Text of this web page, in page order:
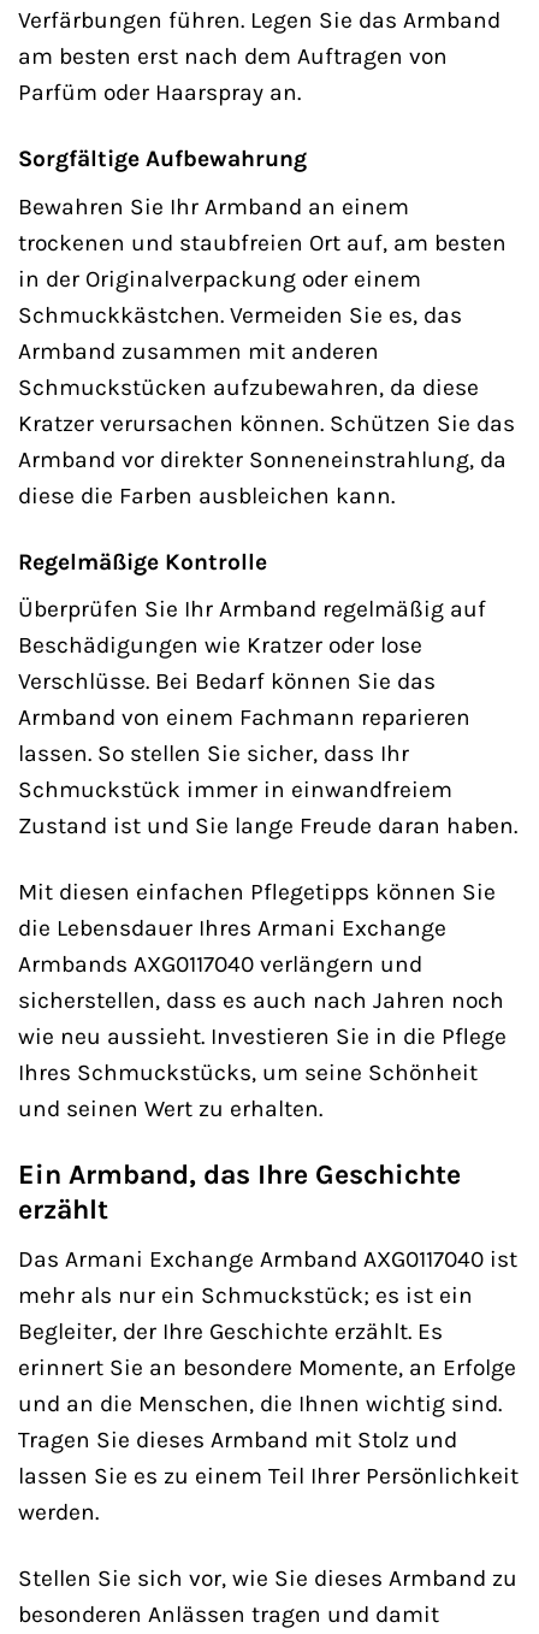
Verfärbungen führen. Legen Sie das Armband
am besten erst nach dem Auftragen von
Parfüm oder Haarspray an.
Sorgfältige Aufbewahrung
Bewahren Sie Ihr Armband an einem
trockenen und staubfreien Ort auf, am besten
in der Originalverpackung oder einem
Schmuckkästchen. Vermeiden Sie es, das
Armband zusammen mit anderen
Schmuckstücken aufzubewahren, da diese
Kratzer verursachen können. Schützen Sie das
Armband vor direkter Sonneneinstrahlung, da
diese die Farben ausbleichen kann.
Regelmäßige Kontrolle
Überprüfen Sie Ihr Armband regelmäßig auf
Beschädigungen wie Kratzer oder lose
Verschlüsse. Bei Bedarf können Sie das
Armband von einem Fachmann reparieren
lassen. So stellen Sie sicher, dass Ihr
Schmuckstück immer in einwandfreiem
Zustand ist und Sie lange Freude daran haben.
Mit diesen einfachen Pflegetipps können Sie
die Lebensdauer Ihres Armani Exchange
Armbands AXG0117040 verlängern und
sicherstellen, dass es auch nach Jahren noch
wie neu aussieht. Investieren Sie in die Pflege
Ihres Schmuckstücks, um seine Schönheit
und seinen Wert zu erhalten.
Ein Armband, das Ihre Geschichte
erzählt
Das Armani Exchange Armband AXG0117040 ist
mehr als nur ein Schmuckstück; es ist ein
Begleiter, der Ihre Geschichte erzählt. Es
erinnert Sie an besondere Momente, an Erfolge
und an die Menschen, die Ihnen wichtig sind.
Tragen Sie dieses Armband mit Stolz und
lassen Sie es zu einem Teil Ihrer Persönlichkeit
werden.
Stellen Sie sich vor, wie Sie dieses Armband zu
besonderen Anlässen tragen und damit